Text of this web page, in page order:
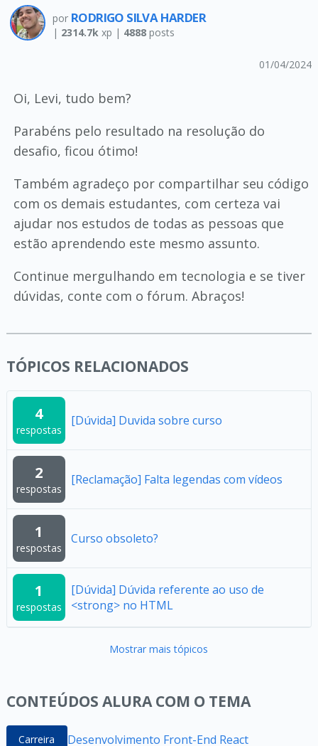
por RODRIGO SILVA HARDER
| 2314.7kxp | 4888posts
01/04/2024
Oi, Levi, tudo bem?
Parabéns pelo resultado na resolução do
desafio, ficou ótimo!
Também agradeço por compartilhar seu código
com os demais estudantes, com certeza vai
ajudar nos estudos de todas as pessoas que
estão aprendendo este mesmo assunto.
Continue mergulhando em tecnologia e se tiver
dúvidas, conte com o fórum. Abraços!
TÓPICOS RELACIONADOS
4
respostas
[Dúvida] Duvida sobre curso
2
respostas
[Reclamação] Falta legendas com vídeos
1
respostas
Curso obsoleto?
1
respostas
[Dúvida] Dúvida referente ao uso de
<strong> no HTML
Mostrar mais tópicos
CONTEÚDOS ALURA COM O TEMA
Carreira Desenvolvimento Front-End React